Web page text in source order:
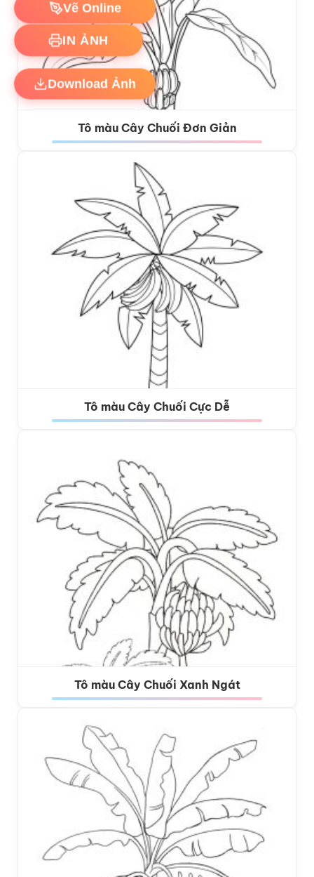
Tô màu Cây Chuối Đơn Giản
Tô màu Cây Chuối Cực Dễ
Tô màu Cây Chuối Xanh Ngát
Vẽ Online
IN ẢNH
Download Ảnh